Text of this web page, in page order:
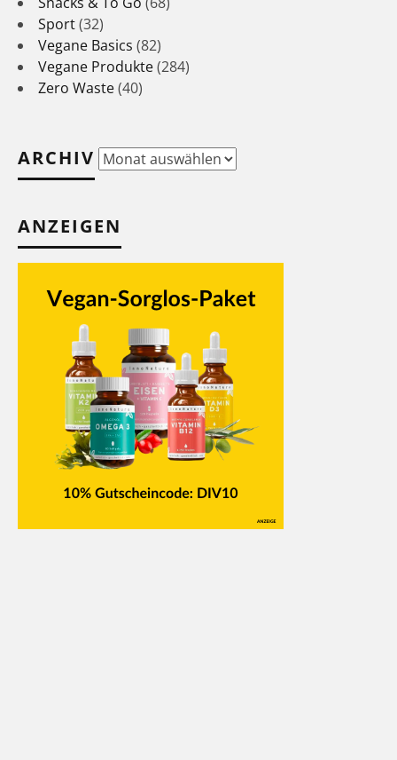
Sport(32)
Vegane Basics (82)
Vegane Produkte(284)
Zero Waste(40)
ARCHIV Archiv
ANZEIGEN